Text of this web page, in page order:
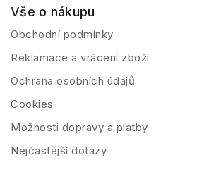
Vše o nákupu
Obchodní podmínky
Reklamace a vrácení zboží
Ochrana osobních údajů
Cookies
Možnosti dopravy a platby
Nejčastější dotazy